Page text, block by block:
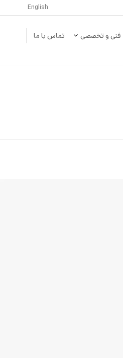
English
فنی و تخصصی تماس با ما